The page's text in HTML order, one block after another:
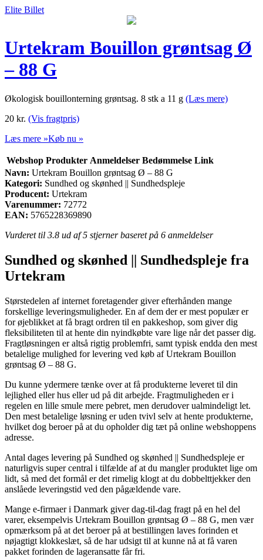
Elite Billet
Urtekram Bouillon grøntsag Ø
– 88 G
Økologisk bouillonterning grøntsag. 8 stk a 11 g (Læs mere)
20 kr. (Vis fragtpris)
Læs mere »Køb nu »
Webshop Produkter Anmeldelser Bedømmelse Link
Navn: Urtekram Bouillon grøntsag Ø – 88 G
Kategori: Sundhed og skønhed || Sundhedspleje
Producent: Urtekram
Varenummer: 72772
EAN: 5765228369890
Vurderet til 3.8 ud af 5 stjerner baseret på 6 anmeldelser
Sundhed og skønhed || Sundhedspleje fra
Urtekram
Størstedelen af internet foretagender giver efterhånden mange
forskellige leveringsmuligheder. En af dem der er mest populær er
for øjeblikket at få bragt ordren til en pakkeshop, som giver dig
fleksibiliteten til at hente din nyindkøbte vare lige når det passer dig.
Fragtløsningen er altså rigtig problemfri, samt typisk endda den mest
betalelige mulighed for levering ved køb af Urtekram Bouillon
grøntsag Ø – 88 G.
Du kunne ydermere tænke over at få produkterne leveret til din
lejlighed eller hus eller ud på dit arbejde. Fragtmuligheden er i
regelen en lille smule mere pebret, men derudover ualmindeligt let.
Den mest betalelige løsning er uden tvivl selv at hente produkterne,
hvilket dog beroer på at du opholder dig tæt på online webshoppens
adresse.
Antal dages levering på Sundhed og skønhed || Sundhedspleje er
naturligvis super central i tilfælde af at du mangler produktet lige om
lidt, så med det formål er det rimelig klogt at du dobbelttjekker den
anslåede leveringstid ved den pågældende vare.
Mange e-firmaer i Danmark giver dag-til-dag fragt på en hel del
varer, eksempelvis Urtekram Bouillon grøntsag Ø – 88 G, men vær
opmærksom på at det beroer på at bestillingen laves forinden et
nøjagtigt klokkeslæt, så de har udsigt til at kunne nå at få varen
pakket forinden de lageransatte får fri.